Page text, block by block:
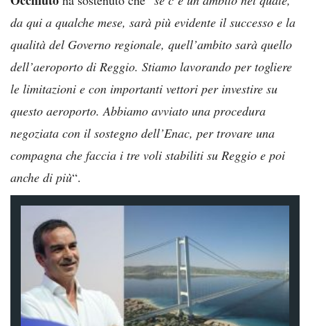
da qui a qualche mese, sarà più evidente il successo e la
qualità del Governo regionale, quell’ambito sarà quello
dell’aeroporto di Reggio. Stiamo lavorando per togliere
le limitazioni e con importanti vettori per investire su
questo aeroporto. Abbiamo avviato una procedura
negoziata con il sostegno dell’Enac, per trovare una
compagna che faccia i tre voli stabiliti su Reggio e poi
anche di più“.